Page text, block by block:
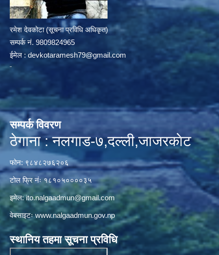
रमेश देवकोटा (सूचना प्रविधि अधिकृत)
सम्पर्क न‌ं. 9809824965
ईमेल : devkotaramesh79@gmail.com
सम्पर्क विवरण
ठेगाना : नलगाड-७,दल्ली,जाजरकाेट
फोन: ९८४८२७६२०६
टोल फ्रि नंः १८१०५००००३५
इमेल:ito.nalgaadmun@gmail.com
वेबसाइटःwww.nalgaadmun.gov.np
स्थानिय तहमा सूचना प्रविधि